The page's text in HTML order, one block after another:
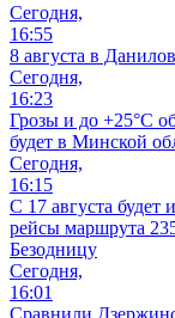
Сегодня,
16:55
8 августа в
Сегодня,
16:23
Грозы и до +25°С
будет в Минской
Сегодня,
16:15
С 17 августа будет
рейсы маршрута
Безодницу
Сегодня,
16:01
Сравнили